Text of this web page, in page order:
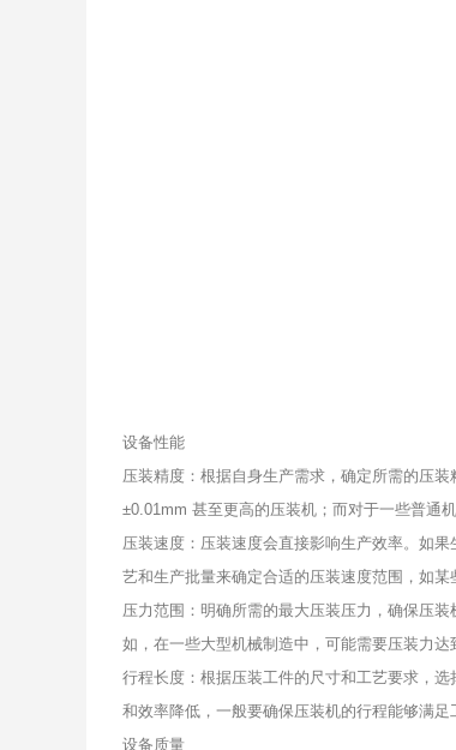
设备性能
压装精度：根据自身生产需求，确定所需的压
±0.01mm 甚至更高的压装机；而对于一些普通
压装速度：压装速度会直接影响生产效率。如
艺和生产批量来确定合适的压装速度范围，如
压力范围：明确所需的最大压装压力，确保压
如，在一些大型机械制造中，可能需要压装力
行程长度：根据压装工件的尺寸和工艺要求，
和效率降低，一般要确保压装机的行程能够满足
设备质量